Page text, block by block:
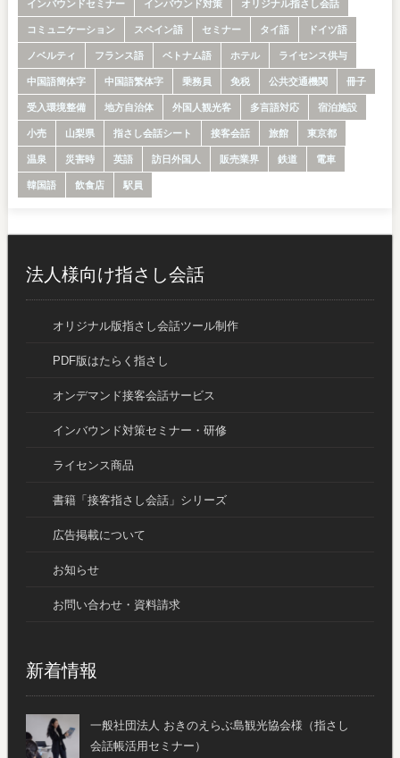
インバウンドセミナー
インバウンド対策
オリジナル指さし会話
コミュニケーション
スペイン語 セミナー タイ語
ドイツ語
ノベルティ
フランス語 ベトナム語 ホテル
ライセンス供与
中国語簡体字
中国語繁体字 乗務員 免税 公共交通機関
冊子
受入環境整備
地方自治体 外国人観光客 多言語対応
宿泊施設
小売
山梨県 指さし会話シート 接客会話 旅館
東京都
温泉
災害時 英語 訪日外国人 販売業界 鉄道
電車
韓国語
飲食店 駅員
法人様向け指さし会話
オリジナル版指さし会話ツール制作
PDF版はたらく指さし
オンデマンド接客会話サービス
インバウンド対策セミナー・研修
ライセンス商品
書籍「接客指さし会話」シリーズ
広告掲載について
お知らせ
お問い合わせ・資料請求
新着情報
一般社団法人 おきのえらぶ島観光協会様（指さし
会話帳活用セミナー）